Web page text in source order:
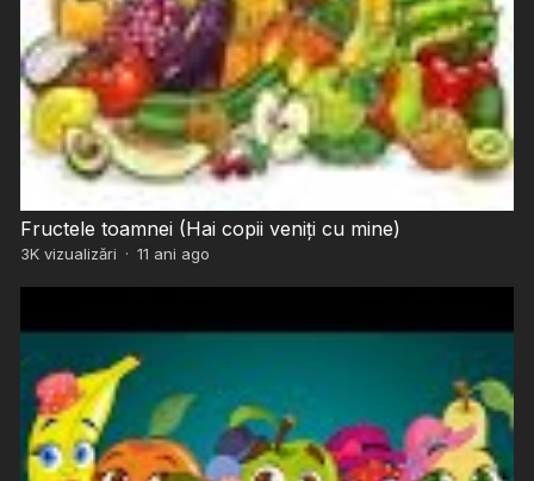
Fructele toamnei (Hai copii veniți cu mine)
3Kvizualizări · 11 ani ago